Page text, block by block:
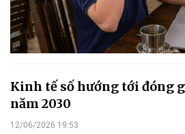
Kinh tế số hướng tới đóng
năm 2030
12/06/2026 19:53